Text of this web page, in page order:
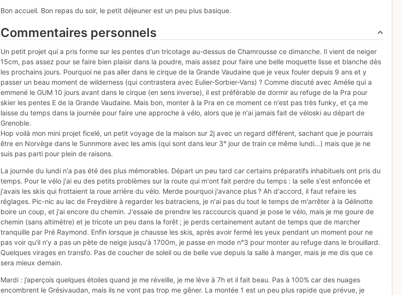
Bon accueil. Bon repas du soir, le petit déjeuner est un peu plus basique.
Commentaires personnels
Un petit projet qui a pris forme sur les pentes d'un tricotage au-dessus de Chamrousse ce dimanche. Il vient de neiger
15cm, pas assez pour se faire bien plaisir dans la poudre, mais assez pour faire une belle moquette lisse et blanche dès
les prochains jours. Pourquoi ne pas aller dans le cirque de la Grande Vaudaine que je veux fouler depuis 9 ans et y
passer un beau moment de wilderness (qui contrastera avec Eulier-Sorbier-Vans) ? Comme discuté avec Amélie qui a
emmené le GUM 10 jours avant dans le cirque (en sens inverse), il est préférable de dormir au refuge de la Pra pour
skier les pentes E de la Grande Vaudaine. Mais bon, monter à la Pra en ce moment ce n'est pas très funky, et ça me
laisse du temps dans la journée pour faire une approche à vélo, alors que je n'ai jamais fait de véloski au départ de
Grenoble.
Hop voilà mon mini projet ficelé, un petit voyage de la maison sur 2j avec un regard différent, sachant que je pourrais
être en Norvège dans le Sunnmore avec les amis (qui sont dans leur 3° jour de train ce même lundi...) mais que je ne
suis pas parti pour plein de raisons.
La journée du lundi n'a pas été des plus mémorables. Départ un peu tard car certains préparatifs inhabituels ont pris du
temps. Pour le vélo j'ai eu des petits problèmes sur la route qui m'ont fait perdre du temps : la selle s'est enfoncée et
j'avais les skis qui frottaient la roue arrière du vélo. Merde pourquoi j'avance plus ? Ah d'accord, il faut refaire les
réglages. Pic-nic au lac de Freydière à regarder les batraciens, je n'ai pas du tout le temps de m'arrêter à la Gélinotte
boire un coup, et j'ai encore du chemin. J'essaie de prendre les raccourcis quand je pose le vélo, mais je me goure de
chemin (sans altimètre) et je tricote un peu dans la forêt ; je perds certainement autant de temps que de marcher
tranquille par Pré Raymond. Enfin lorsque je chausse les skis, après avoir fermé les yeux pendant un moment pour ne
pas voir qu'il n'y a pas un pète de neige jusqu'à 1700m, je passe en mode n°3 pour monter au refuge dans le brouillard.
Quelques virages en transfo. Pas de coucher de soleil ou de belle vue depuis la salle à manger, mais je me dis que ce
sera mieux demain.
Mardi : j’aperçois quelques étoiles quand je me réveille, je me lève à 7h et il fait beau. Pas à 100% car des nuages
encombrent le Grésivaudan, mais ils ne vont pas trop me gêner. La montée 1 est un peu plus rapide que prévue, je